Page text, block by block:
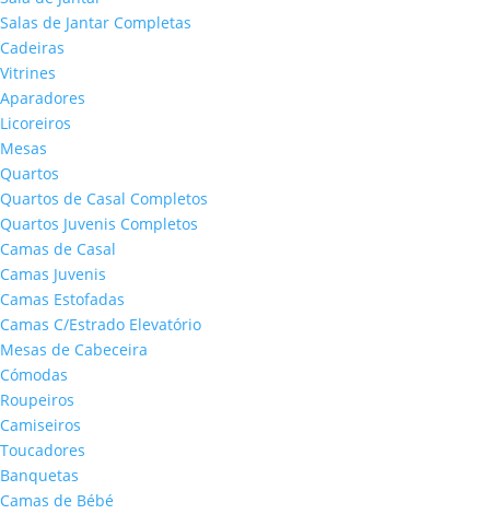
Salas de Jantar Completas
Cadeiras
Vitrines
Aparadores
Licoreiros
Mesas
Quartos
Quartos de Casal Completos
Quartos Juvenis Completos
Camas de Casal
Camas Juvenis
Camas Estofadas
Camas C/Estrado Elevatório
Mesas de Cabeceira
Cómodas
Roupeiros
Camiseiros
Toucadores
Banquetas
Camas de Bébé